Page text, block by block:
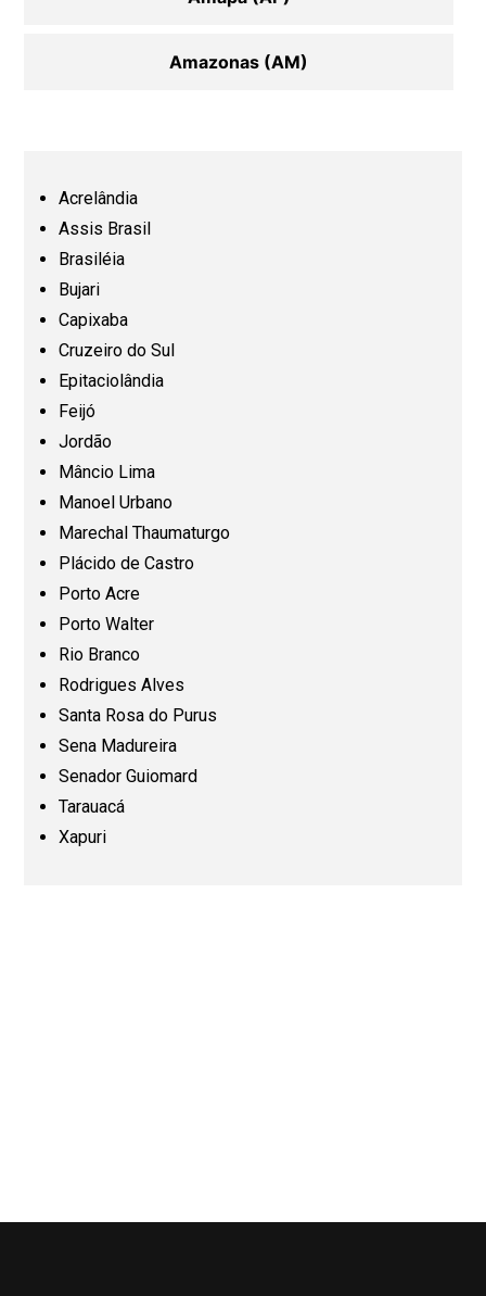
Amazonas (AM)
Paraíba (PB)
Paraná (PR)
Acrelândia
Assis Brasil
Brasiléia
Bujari
Capixaba
Cruzeiro do Sul
Epitaciolândia
Feijó
Jordão
Mâncio Lima
Manoel Urbano
Marechal Thaumaturgo
Plácido de Castro
Porto Acre
Porto Walter
Rio Branco
Rodrigues Alves
Santa Rosa do Purus
Sena Madureira
Senador Guiomard
Tarauacá
Xapuri